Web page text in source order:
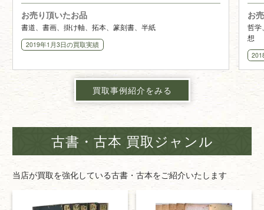
お売り頂いたお品
書道、書画、掛け軸、拓本、篆刻書、半紙
2019年1月3日の買取実績
お
哲学
想
買取事例紹介をみる
古書・古本 買取ジャンル
当店が買取を強化している古書・古本をご紹介いたします